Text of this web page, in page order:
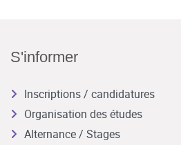
S'informer
Inscriptions / candidatures
Organisation des études
Alternance / Stages